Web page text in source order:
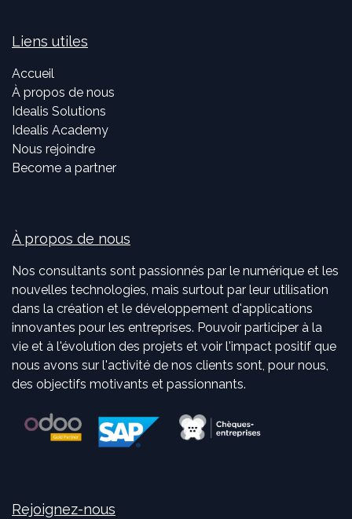
Liens utiles
Accueil
À propos de nous
Idealis Solutions
Idealis Academy
Nous rejoindre
Become a partner
À propos de nous
Nos consultants sont passionnés par le numérique et les
nouvelles technologies, mais surtout par leur utilisation
dans la création et le développement d'applications
innovantes pour les entreprises. Pouvoir participer à la
vie et à l'évolution des projets et voir l'impact positif que
nous avons sur l'activité de nos clients sont, pour nous,
des objectifs motivants et passionnants.
Rejoignez-nous